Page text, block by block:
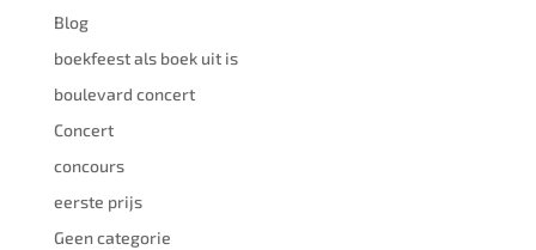
Blog
boekfeest als boek uit is
boulevard concert
Concert
concours
eerste prijs
Geen categorie